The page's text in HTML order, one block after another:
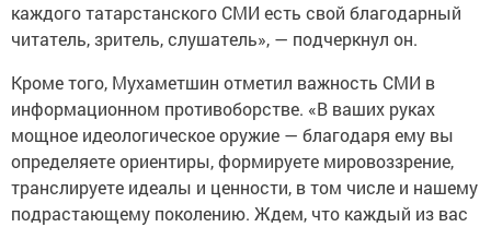
каждого татарстанского СМИ есть свой благодарный
читатель, зритель, слушатель», — подчеркнул он.
Кроме того, Мухаметшин отметил важность СМИ в
информационном противоборстве. «В ваших руках
мощное идеологическое оружие — благодаря ему вы
определяете ориентиры, формируете мировоззрение,
транслируете идеалы и ценности, в том числе и нашему
подрастающему поколению. Ждем, что каждый из вас